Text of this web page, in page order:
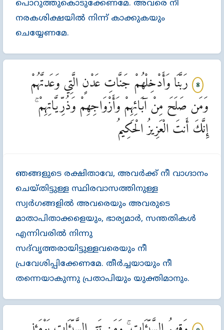
പൊറുത്തുകൊടുക്കേണമേ. അവരെ നീ
നരകശിക്ഷയില്‍ നിന്ന്‌ കാക്കുകയും
ചെയ്യേണമേ.
ഞങ്ങളുടെ രക്ഷിതാവേ, അവര്‍ക്ക്‌ നീ വാഗ്ദാനം
ചെയ്തിട്ടുള്ള സ്ഥിരവാസത്തിനുള്ള
സ്വര്‍ഗങ്ങളില്‍ അവരെയും അവരുടെ
മാതാപിതാക്കളെയും, ഭാര്യമാര്‍, സന്തതികള്‍
എന്നിവരില്‍ നിന്നു
സദ്‌വൃത്തരായിട്ടുള്ളവരെയും നീ
പ്രവേശിപ്പിക്കേണമേ. തീര്‍ച്ചയായും നീ
തന്നെയാകുന്നു പ്രതാപിയും യുക്തിമാനും.
8
رَبَّنَا وَأَدْخِلْهُمْ جَنَّاتِ عَدْنٍ الَّتِي وَعَدتَّهُمْ
وَمَن صَلَحَ مِنْ آبَائِهِمْ وَأَزْوَاجِهِمْ وَذُرِّيَّاتِهِمْ ۚ
إِنَّكَ أَنتَ الْعَزِيزُ الْحَكِيمُ